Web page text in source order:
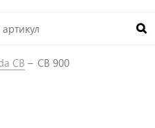
CB CB 900